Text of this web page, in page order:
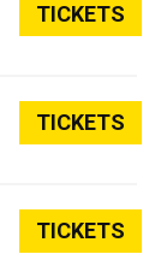
TICKETS
TICKETS
TICKETS